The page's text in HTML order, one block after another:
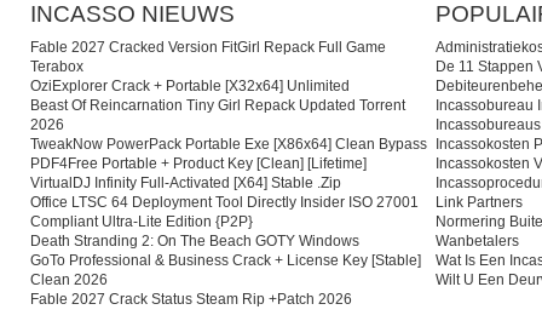
INCASSO NIEUWS
Fable 2027 Cracked Version FitGirl Repack Full Game
Terabox
OziExplorer Crack + Portable [x32x64] Unlimited
Beast Of Reincarnation Tiny Girl Repack Updated Torrent
2026
TweakNow PowerPack Portable Exe [x86x64] Clean Bypass
PDF4Free Portable + Product Key [Clean] [Lifetime]
VirtualDJ Infinity Full-Activated [x64] Stable .zip
Office LTSC 64 Deployment Tool Directly Insider ISO 27001
Compliant Ultra-Lite Edition {P2P}
Death Stranding 2: On The Beach GOTY Windows
GoTo Professional & Business Crack + License Key [Stable]
Clean 2026
Fable 2027 Crack Status Steam Rip +Patch 2026
De 11 Stappen
Incassobureau
Incassobureaus
Incassokosten
Incassokosten
Link Partners
Normering
Wanbetalers
Wat Is Een
Wilt U Een